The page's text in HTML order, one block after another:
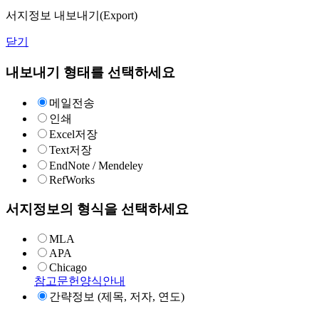
서지정보 내보내기(Export)
닫기
내보내기 형태를 선택하세요
메일전송
인쇄
Excel저장
Text저장
EndNote / Mendeley
RefWorks
서지정보의 형식을 선택하세요
MLA
APA
Chicago
참고문헌양식안내
간략정보 (제목, 저자, 연도)